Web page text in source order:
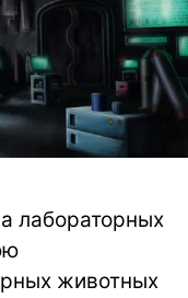
лабораторных
животных